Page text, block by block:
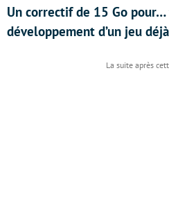
Un correctif de 15 Go
développement d’un jeu